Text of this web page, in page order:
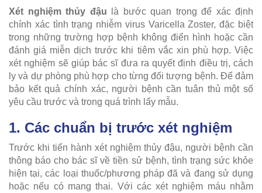
Xét nghiệm thủy đậu là bước quan trọng để xác định
chính xác tình trạng nhiễm virus Varicella Zoster, đặc biệt
trong những trường hợp bệnh không điển hình hoặc cần
đánh giá miễn dịch trước khi tiêm vắc xin phù hợp. Việc
xét nghiệm sẽ giúp bác sĩ đưa ra quyết định điều trị, cách
ly và dự phòng phù hợp cho từng đối tượng bệnh. Để đảm
bảo kết quả chính xác, người bệnh cần tuân thủ một số
yêu cầu trước và trong quá trình lấy mẫu.
1. Các chuẩn bị trước xét nghiệm
Trước khi tiến hành xét nghiệm thủy đậu, người bệnh cần
thông báo cho bác sĩ về tiền sử bệnh, tình trạng sức khỏe
hiện tại, các loại thuốc/phương pháp đã và đang sử dụng
hoặc nếu có mang thai. Với các xét nghiệm máu nhằm